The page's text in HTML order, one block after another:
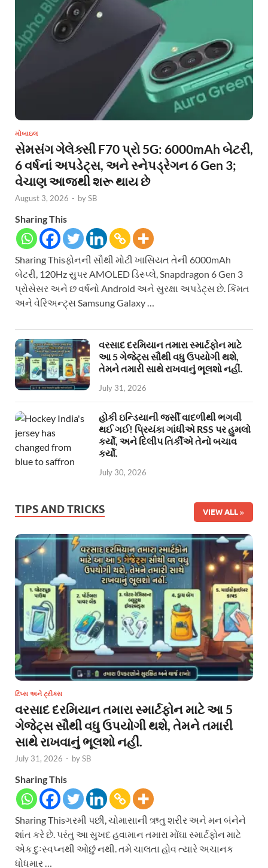
મોબાઇલ
સેમસંગ ગેલેક્સી F70 પ્રો 5G: 6000mAh બેટરી,
6 વર્ષનાં અપડેટ્સ, અને સ્નેપડ્રેગન 6 Gen 3;
વેચાણ આજથી શરૂ થાય છે
August 3, 2026 - bySB
Sharing This
Sharing Thisફોનની સૌથી મોટી ખાસિયત તેની 6000mAh
બેટરી, 120Hz સુપર AMOLED ડિસ્પ્લે, Snapdragon 6 Gen 3
પ્રોસેસર અને છ વર્ષનો Android અને સુરક્ષા અપડેટ્સ છે. કિંમત
અને વેરિઅન્ટ્સ Samsung Galaxy …
વરસાદ દરમિયાન તમારા સ્માર્ટફોન માટે
આ 5 ગેજેટ્સ સૌથી વધુ ઉપયોગી થશે,
તેમને તમારી સાથે રાખવાનું ભૂલશો નહીં.
July 31, 2026
હોકી ઇન્ડિયાની જર્સી વાદળીથી ભગવી
થઈ ગઈ! પ્રિયંકા ગાંધીએ RSS પર હુમલો
કર્યો, અને દિલીપ તિર્કીએ તેનો બચાવ
કર્યો.
July 30, 2026
TIPS AND TRICKS VIEW ALL
ટિપ્સ અને ટ્રીક્સ
વરસાદ દરમિયાન તમારા સ્માર્ટફોન માટે આ 5
ગેજેટ્સ સૌથી વધુ ઉપયોગી થશે, તેમને તમારી
સાથે રાખવાનું ભૂલશો નહીં.
July 31, 2026 - bySB
Sharing This
Sharing Thisગરમી પછી, ચોમાસાની ઋતુ શરીર અને મન બંનેને
શાંત કરે છે. પરંતુ આ સુખદ હવામાન તમારા મોંઘા સ્માર્ટફોન માટે
એક દુઃસ્વપ્નથી ઓછું નથી. તમે ચાલતા હોવ ત્યારે અચાનક
ધોધમાર …